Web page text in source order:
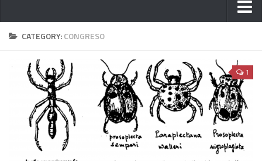
Sobre el proyecto
#TesisFilosUNAM
Objetivos
Informe 2013-2015
Informe 2015-2018
Informe 2019-2023
CATEGORY:CONGRESO
1